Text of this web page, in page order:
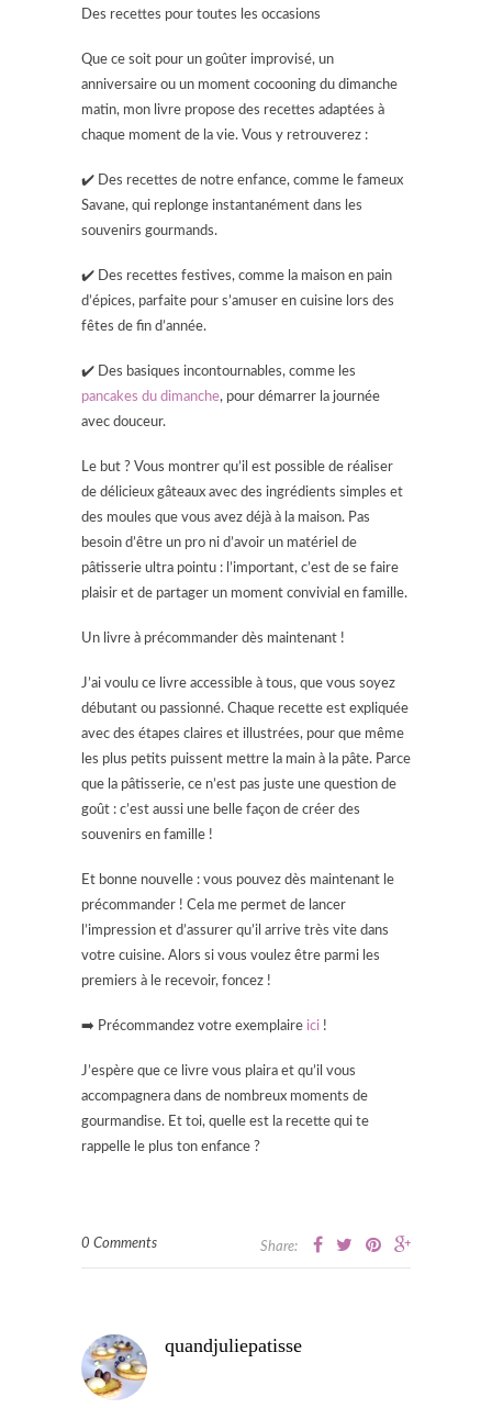
Des recettes pour toutes les occasions
Que ce soit pour un goûter improvisé, un
anniversaire ou un moment cocooning du dimanche
matin, mon livre propose des recettes adaptées à
chaque moment de la vie. Vous y retrouverez :
✔️ Des recettes de notre enfance, comme le fameux
Savane, qui replonge instantanément dans les
souvenirs gourmands.
✔️ Des recettes festives, comme la maison en pain
d’épices, parfaite pour s’amuser en cuisine lors des
fêtes de fin d’année.
✔️ Des basiques incontournables, comme les
pancakes du dimanche, pour démarrer la journée
avec douceur.
Le but ? Vous montrer qu’il est possible de réaliser
de délicieux gâteaux avec des ingrédients simples et
des moules que vous avez déjà à la maison. Pas
besoin d’être un pro ni d’avoir un matériel de
pâtisserie ultra pointu : l’important, c’est de se faire
plaisir et de partager un moment convivial en famille.
Un livre à précommander dès maintenant !
J’ai voulu ce livre accessible à tous, que vous soyez
débutant ou passionné. Chaque recette est expliquée
avec des étapes claires et illustrées, pour que même
les plus petits puissent mettre la main à la pâte. Parce
que la pâtisserie, ce n’est pas juste une question de
goût : c’est aussi une belle façon de créer des
souvenirs en famille !
Et bonne nouvelle : vous pouvez dès maintenant le
précommander ! Cela me permet de lancer
l’impression et d’assurer qu’il arrive très vite dans
votre cuisine. Alors si vous voulez être parmi les
premiers à le recevoir, foncez !
➡️ Précommandez votre exemplaire ici !
J’espère que ce livre vous plaira et qu’il vous
accompagnera dans de nombreux moments de
gourmandise. Et toi, quelle est la recette qui te
rappelle le plus ton enfance ?
0 Comments Share:
quandjuliepatisse